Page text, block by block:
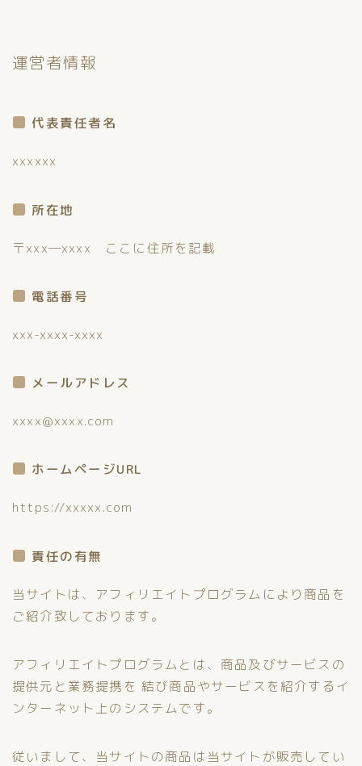
運営者情報
代表責任者名
xxxxxx
所在地
〒xxx―xxxx ここに住所を記載
電話番号
xxx-xxxx-xxxx
メールアドレス
xxxx@xxxx.com
ホームページURL
https://xxxxx.com
責任の有無
当サイトは、アフィリエイトプログラムにより商品を
ご紹介致しております。
アフィリエイトプログラムとは、商品及びサービスの
提供元と業務提携を 結び商品やサービスを紹介するイ
ンターネット上のシステムです。
従いまして、当サイトの商品は当サイトが販売してい